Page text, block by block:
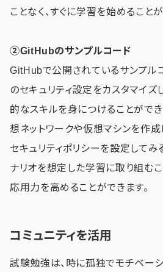
ことなく、すぐに学習を始めることが
②GitHubのサンプルコード
GitHubで公開されているサンプル
のセキュリティ設定をカスタマイズ
的なスキルを身につけることができ
想ネットワークや仮想マシンを作成
セキュリティポリシーを設定してみ
ナリオを想定した学習に取り組む
応用力を高めることができます。
コミュニティを活用
試験勉強は、時に孤独でモチベー